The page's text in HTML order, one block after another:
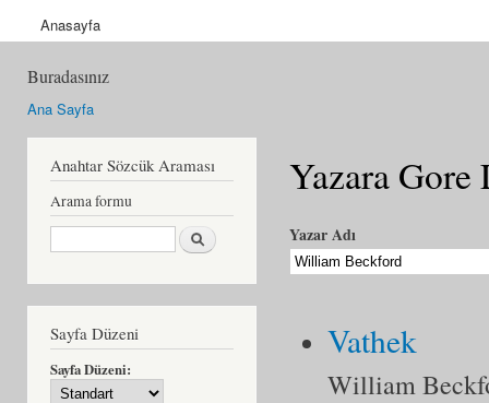
Anasayfa
Buradasınız
Ana Sayfa
Anahtar Sözcük Araması
Arama formu
Ara
Sayfa Düzeni
Sayfa Düzeni:
Yazara Gore
Yazar Adı
Vathek
William